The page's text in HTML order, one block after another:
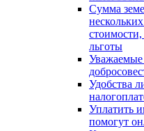
Сумма
льготы
Уважаемые
Удобства
Уплатить
помогут